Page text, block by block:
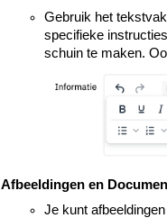
Gebruik het
specifieke
schuin te maken.
Afbeeldingen en
Je kunt